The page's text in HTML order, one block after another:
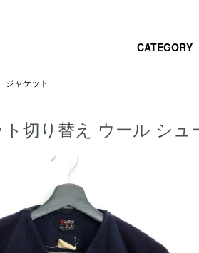
CATEGORY
ジャケット
ト切り替え ウール シ